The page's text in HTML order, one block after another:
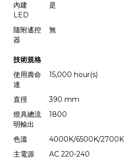
內建
LED
是
隨附遙控
器
無
技術規格
使用壽命
達
15,000 hour(s)
直徑 390 mm
燈具總流
明輸出
1800
色溫 4000K/6500K/2700K
主電源
AC 220-240